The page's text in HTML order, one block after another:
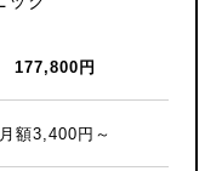
177,800円
月額3,400円～